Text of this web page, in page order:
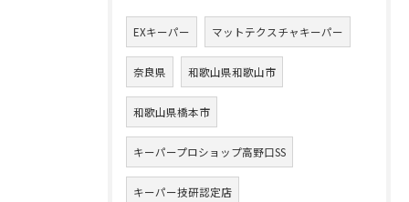
EXキーパー マットテクスチャキーパー
奈良県 和歌山県和歌山市
和歌山県橋本市
キーパープロショップ高野口SS
キーパー技研認定店